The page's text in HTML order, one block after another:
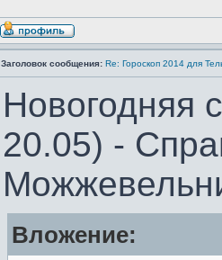
Заголовок сообщения: Re: Гороскоп 2014 для
Новогодняя
20.05) -
Вложение: